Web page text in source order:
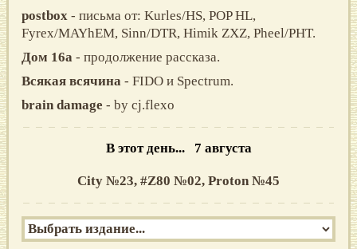
postbox - письма от: Kurles/HS, POP HL,
Fyrex/MAYhEM, Sinn/DTR, Himik ZXZ, Pheel/PHT.
Дом 16а - продолжение рассказа.
Всякая всячина - FIDO и Spectrum.
brain damage - by cj.flexo
В этот день... 7 августа
City №23, #Z80 №02, Proton №45